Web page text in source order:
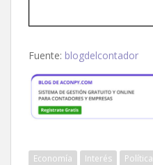
Fuente: blogdelcontador
Economía Interés Política